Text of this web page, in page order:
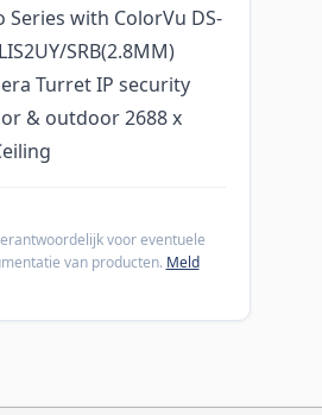
Series with ColorVu DS-
SRB(2.8MM)
Turret IP security
& outdoor 2688 x
voor eventuele
van producten. Meld